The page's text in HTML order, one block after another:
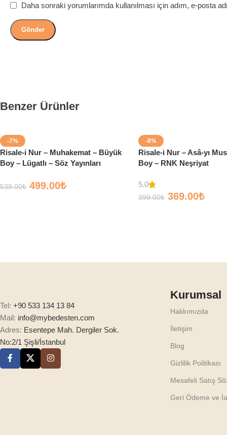
Daha sonraki yorumlarımda kullanılması için adım, e-posta
Benzer Ürünler
-7%
Risale-i Nur – Muhakemat – Büyük
Boy – Lügatlı – Söz Yayınları
539.00₺ 499.00₺
-8%
Risale-i Nur – Asâ-yı
Boy – RNK Neşriyat
5.0
399.00₺ 369.00₺
Tel: +90 533 134 13 84
Mail: info@mybedesten.com
Adres: Esentepe Mah. Dergiler Sok.
No:2/1 Şişli/İstanbul
Kurumsal
Hakkımızda
İletişim
Blog
Gizlilik Politikası
Mesafeli Satış
Geri Ödeme ve